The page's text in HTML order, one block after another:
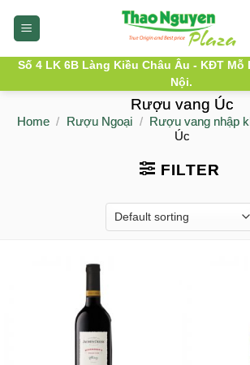
Số 4 LK 6B Làng Kiều Châu Âu - KĐT Mỗ
Nội.
Rượu vang Úc
Home / Rượu Ngoại / Rượu vang nhập
Úc
FILTER